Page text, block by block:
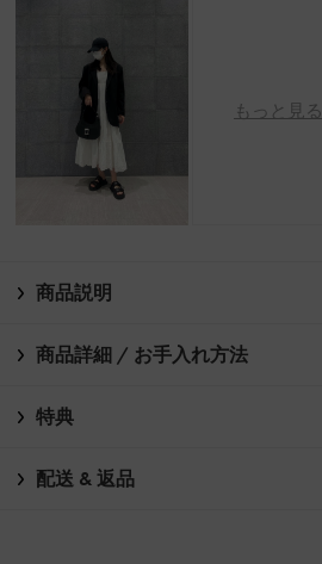
もっと見る
商品説明
商品詳細 / お手入れ方法
特典
配送 & 返品